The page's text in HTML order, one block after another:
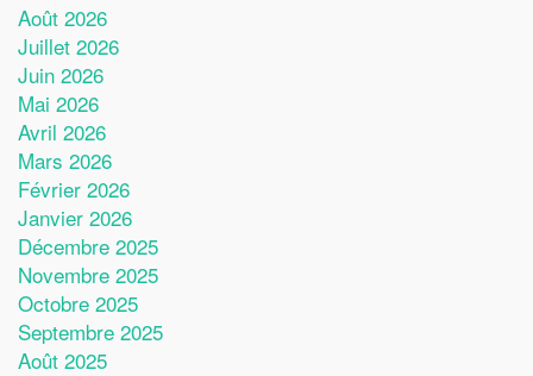
Août 2026
Juillet 2026
Juin 2026
Mai 2026
Avril 2026
Mars 2026
Février 2026
Janvier 2026
Décembre 2025
Novembre 2025
Octobre 2025
Septembre 2025
Août 2025